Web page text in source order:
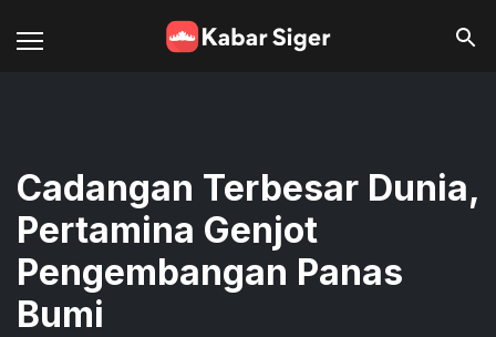
Cadangan Terbesar Dunia,
Pertamina Genjot
Pengembangan Panas
Bumi